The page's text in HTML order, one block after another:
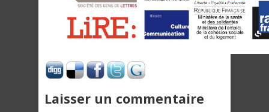
Laisser un commentaire